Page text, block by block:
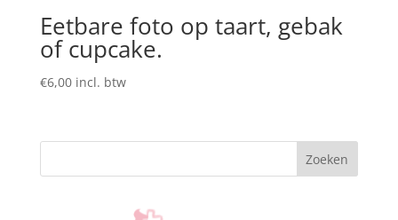
Eetbare foto op taart, gebak
of cupcake.
€6,00 incl. btw
Zoeken